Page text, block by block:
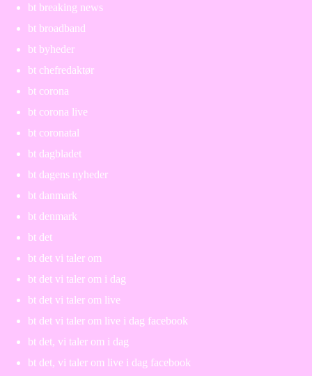
bt breaking news
bt broadband
bt byheder
bt chefredaktør
bt corona
bt corona live
bt coronatal
bt dagbladet
bt dagens nyheder
bt danmark
bt denmark
bt det
bt det vi taler om
bt det vi taler om i dag
bt det vi taler om live
bt det vi taler om live i dag facebook
bt det, vi taler om i dag
bt det, vi taler om live i dag facebook